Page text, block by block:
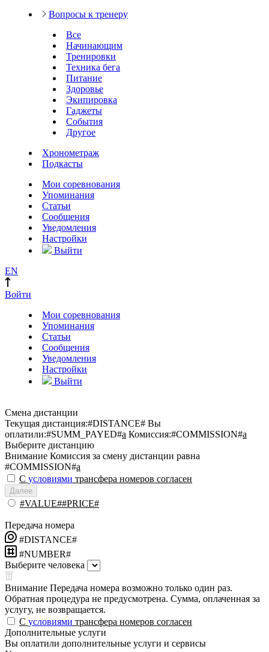
Вопросы к тренеру
Все
Начинающим
Тренировки
Техника бега
Питание
Здоровье
Экипировка
Гаджеты
События
Другое
Хронометраж
Подкасты
Мои соревнования
Упоминания
Статьи
Сообщения
Уведомления
Настройки
Выйти
EN
Войти
Мои соревнования
Упоминания
Статьи
Сообщения
Уведомления
Настройки
Выйти
Смена дистанции
Текущая дистанция:#DISTANCE# Вы
оплатили:#SUMM_PAYED#a Комиссия:#COMMISSION#a
Выберите дистанцию
Внимание Комиссия за смену дистанции равна
#COMMISSION#a
С условиями трансфера номеров согласен
Далее
#VALUE##PRICE#
Передача номера
#DISTANCE#
#NUMBER#
Выберите человека
Внимание Передача номера возможно только один раз.
Обратная процедура не предусмотрена. Сумма, оплаченная за
услугу, не возвращается.
С условиями трансфера номеров согласен
Дополнительные услуги
Вы оплатили дополнительные услуги и сервисы